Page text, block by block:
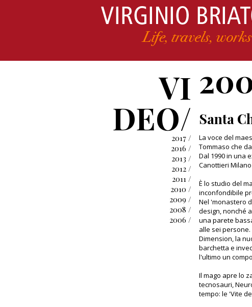
VI
DEO/
2017 /
2016 /
2013 /
2012 /
2011 /
2010 /
2009 /
2008 /
2006 /
Santa
La voce del
Tommaso che
Dal 1990 in una
Canottieri
È lo studio del
inconfondibile
Nel 'monastero
design, nonché
una parete
alle sei
Dimension, la
barchetta e
l'ultimo un
Il mago apre lo
tecnosauri,
tempo: le 'Vite